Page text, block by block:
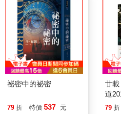
祕密中的祕密
79 折 特價 537 元
廿載
道
79 折